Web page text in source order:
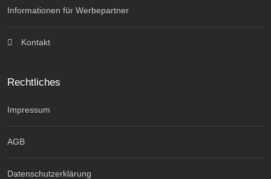
Informationen für Werbepartner
Kontakt
Rechtliches
Impressum
AGB
Datenschutzerklärung